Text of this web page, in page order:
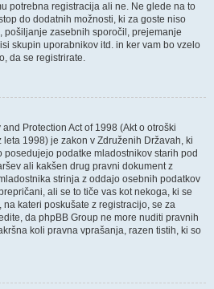
potrebna registracija ali ne. Ne glede na to
do dodatnih možnosti, ki za goste niso
pošiljanje zasebnih sporočil, prejemanje
skupin uporabnikov itd. in ker vam bo vzelo
da se registrirate.
Protection Act of 1998 (Akt o otroški
1998) je zakon v Združenih Državah, ki
podatke mladostnikov starih pod
ali kakšen drug pravni dokument z
strinja z oddajo osebnih podatkov
ali se to tiče vas kot nekoga, ki se
kateri poskušate z registracijo, se za
da phpBB Group ne more nuditi pravnih
koli pravna vprašanja, razen tistih, ki so